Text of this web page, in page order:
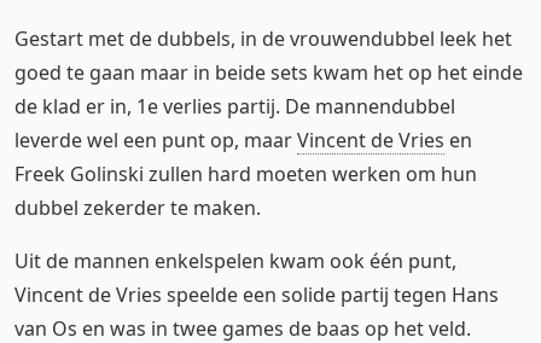
Gestart met de dubbels, in de vrouwendubbel leek het
goed te gaan maar in beide sets kwam het op het einde
de klad er in, 1e verlies partij. De mannendubbel
leverde wel een punt op, maarVincent de Vries en
Freek Golinski zullen hard moeten werken om hun
dubbel zekerder te maken.
Uit de mannen enkelspelen kwam ook één punt,
Vincent de Vries speelde een solide partij tegen Hans
van Os en was in twee games de baas op het veld.